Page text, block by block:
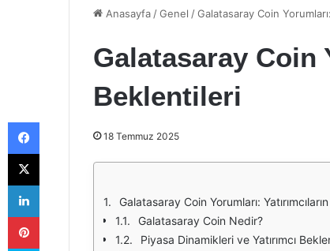
Anasayfa /Genel /Galatasaray Coin
Galatasaray Coin
Beklentileri
18 Temmuz 2025
Galatasaray Coin Yorumları:
Galatasaray Coin Nedir?
Piyasa Dinamikleri ve Yatırımcı
Facebook
X
LinkedIn
Pinterest
Skype